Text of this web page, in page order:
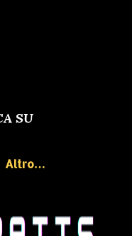
SU
Altro…